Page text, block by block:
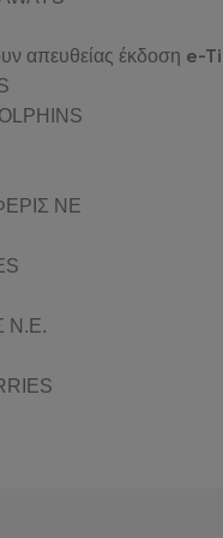
απευθείας έκδοση e-
ΝΕ
Ν.Ε.